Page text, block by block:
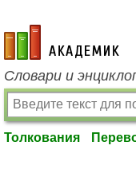
academic.ru
Словари и
Толкования